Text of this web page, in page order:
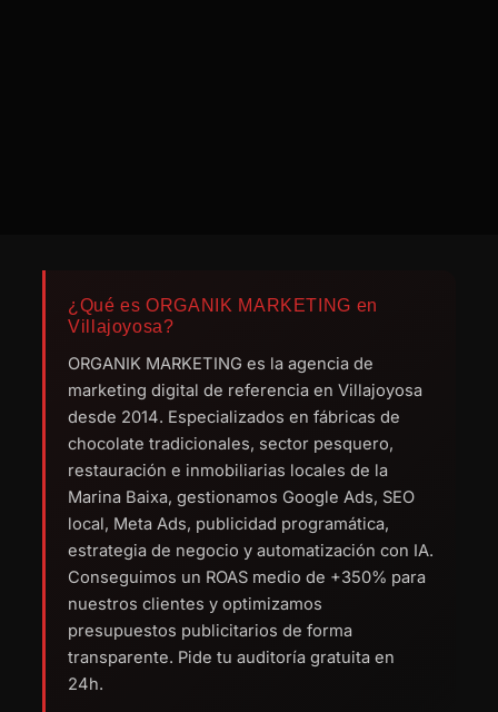
¿Qué es ORGANIK MARKETING en
Villajoyosa?
ORGANIK MARKETING es la agencia de
marketing digital de referencia en Villajoyosa
desde 2014. Especializados en fábricas de
chocolate tradicionales, sector pesquero,
restauración e inmobiliarias locales de la
Marina Baixa, gestionamos Google Ads, SEO
local, Meta Ads, publicidad programática,
estrategia de negocio y automatización con IA.
Conseguimos un ROAS medio de +350% para
nuestros clientes y optimizamos
presupuestos publicitarios de forma
transparente. Pide tu auditoría gratuita en
24h.